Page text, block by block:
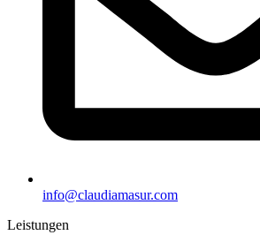
info@claudiamasur.com
Leistungen